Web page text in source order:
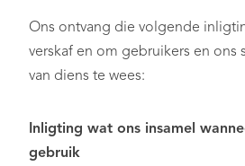
Ons ontvang die volgende
verskaf en om gebruikers en ons
van diens te wees:
Inligting wat ons insamel
gebruik